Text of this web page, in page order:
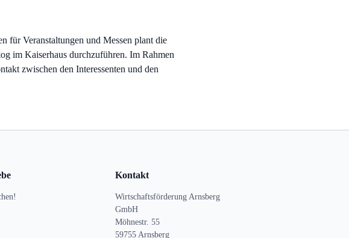
für Veranstaltungen und Messen plant die
im Kaiserhaus durchzuführen. Im Rahmen
zwischen den Interessenten und den
Kontakt
Wirtschaftsförderung Arnsberg
GmbH
Möhnestr. 55
59755 Arnsberg